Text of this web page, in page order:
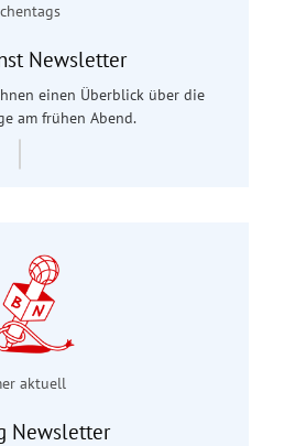
Newsletter
einen Überblick über die
am frühen Abend.
aktuell
Newsletter